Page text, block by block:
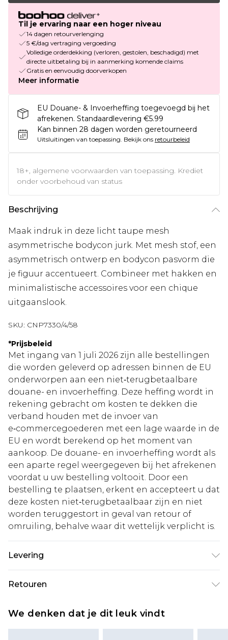
Til je ervaring naar een hoger niveau
14 dagen retourverlenging
5 €/dag vertraging vergoeding
Volledige orderdekking (verloren, gestolen, beschadigd) met
directe uitbetaling bij in aanmerking komende claims
Gratis en eenvoudig doorverkopen
Meer informatie
EU Douane- & Invoerheffing toegevoegd bij het
afrekenen. Standaardlevering €5.99
Kan binnen 28 dagen worden geretourneerd
Uitsluitingen van toepassing. Bekijk ons retourbeleid
18+, algemene voorwaarden van toepassing. Krediet
onder voorbehoud van status
Beschrijving
Maak indruk in deze licht taupe mesh
asymmetrische bodycon jurk. Met mesh stof, een
asymmetrisch ontwerp en bodycon pasvorm die
je figuur accentueert. Combineer met hakken en
minimalistische accessoires voor een chique
uitgaanslook.
SKU: CNP7330/4/58
*Prijsbeleid
Met ingang van 1 juli 2026 zijn alle bestellingen
die worden geleverd op adressen binnen de EU
onderworpen aan een niet‑terugbetaalbare
douane- en invoerheffing. Deze heffing wordt in
rekening gebracht om kosten te dekken die
verband houden met de invoer van
e‑commercegoederen met een lage waarde in de
EU en wordt berekend op het moment van
aankoop. De douane- en invoerheffing wordt als
een aparte regel weergegeven bij het afrekenen
voordat u uw bestelling voltooit. Door een
bestelling te plaatsen, erkent en accepteert u dat
deze kosten niet‑terugbetaalbaar zijn en niet
worden teruggestort in geval van retour of
omruiling, behalve waar dit wettelijk verplicht is.
Levering
Standaardlevering Nederland
€5.99
Expressdienst Nederland
Retouren
vanaf de dag dat u het ontvangt om iets terug te
We denken dat je dit leuk vindt